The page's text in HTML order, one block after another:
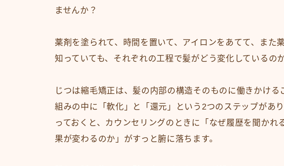
ませんか？
薬剤を塗られて、時間を置いて、アイロンをあてて、ま
知っていても、それぞれの工程で髪がどう変化しているの
じつは縮毛矯正は、髪の内部の構造そのものに働きかける
組みの中に「軟化」と「還元」という2つのステップがあ
っておくと、カウンセリングのときに「なぜ履歴を聞かれ
果が変わるのか」がすっと腑に落ちます。